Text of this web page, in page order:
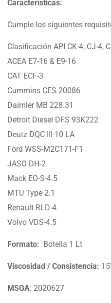
Características:
Cumple los siguientes
Clasificación API CK-4, CJ-4,
ACEA E7-16 & E9-16
CAT ECF-3
Cummins CES 20086
Daimler MB 228.31
Detroit Diesel DFS 93K222
Deutz DQC III-10 LA
Ford WSS-M2C171-F1
JASO DH-2
Mack EO-S-4.5
MTU Type 2.1
Renault RLD-4
Volvo VDS-4.5
Formato: Botella 1 Lt
Viscosidad / Consistencia:
MSGA: 2020627